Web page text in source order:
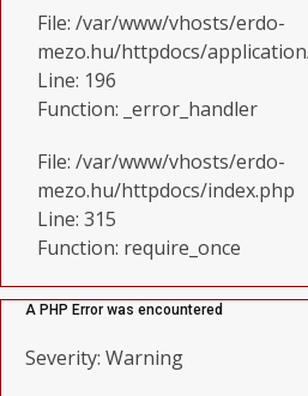
File: /var/www/vhosts/erdo-
mezo.hu/httpdocs/
Line: 196
Function: _error_handler
File: /var/www/vhosts/erdo-
mezo.hu/httpdocs/index.php
Line: 315
Function: require_once
A PHP Error was encountered
Severity: Warning